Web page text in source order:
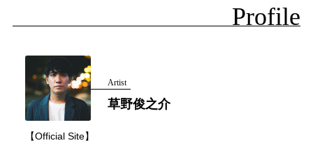
Profile
Artist
草野俊之介
【Official Site】